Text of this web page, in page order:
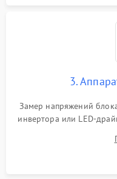
3.
Замер напряжений
инвертора или LED-
питания скалера и